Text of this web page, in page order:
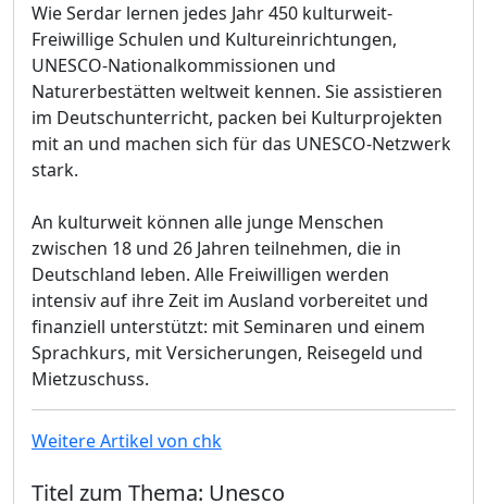
Wie Serdar lernen jedes Jahr 450 kulturweit-
Freiwillige Schulen und Kultureinrichtungen,
UNESCO-Nationalkommissionen und
Naturerbestätten weltweit kennen. Sie assistieren
im Deutschunterricht, packen bei Kulturprojekten
mit an und machen sich für das UNESCO-Netzwerk
stark.
An kulturweit können alle junge Menschen
zwischen 18 und 26 Jahren teilnehmen, die in
Deutschland leben. Alle Freiwilligen werden
intensiv auf ihre Zeit im Ausland vorbereitet und
finanziell unterstützt: mit Seminaren und einem
Sprachkurs, mit Versicherungen, Reisegeld und
Mietzuschuss.
Weitere Artikel von chk
Titel zum Thema: Unesco